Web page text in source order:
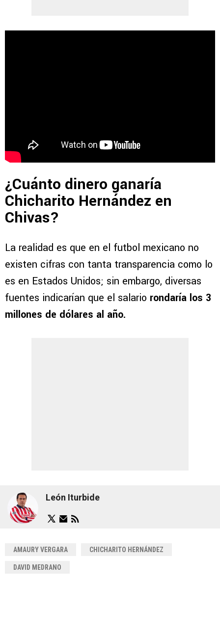
¿Cuánto dinero ganaría
Chicharito Hernández en
Chivas?
La realidad es que en el futbol mexicano no
existen cifras con tanta transparencia como lo
es en Estados Unidos; sin embargo, diversas
fuentes indicarían que el salario rondaría los 3
millones de dólares al año.
León Iturbide
AMAURY VERGARA CHICHARITO HERNÁNDEZ
DAVID MEDRANO